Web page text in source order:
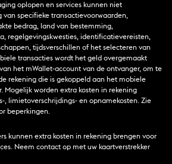
oplopen en services kunnen niet
van specifieke transactievoorwaarden,
bedrag, land van bestemming,
regelgevingskwesties, identificatievereisten,
tijdsverschillen of het selecteren van
transacties wordt het geld overgemaakt
het mWallet-account van de ontvanger, om te
rekening die is gekoppeld aan het mobiele
Mogelijk worden extra kosten in rekening
, limietoverschrijdings- en opnamekosten. Zie
beperkingen.
kunnen extra kosten in rekening brengen voor
Neem contact op met uw kaartverstrekker